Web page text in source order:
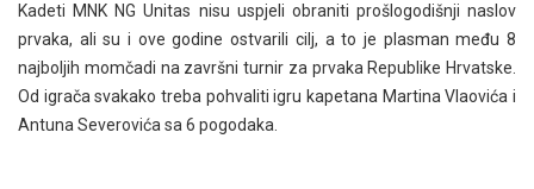
Kadeti MNK NG Unitas nisu uspjeli obraniti prošlogodišnji naslov
prvaka, ali su i ove godine ostvarili cilj, a to je plasman među 8
najboljih momčadi na završni turnir za prvaka Republike Hrvatske.
Od igrača svakako treba pohvaliti igru kapetana Martina Vlaovića i
Antuna Severovića sa 6 pogodaka.